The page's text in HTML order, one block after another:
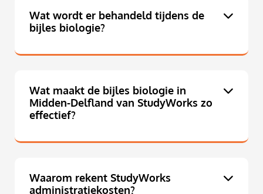
Wat wordt er behandeld tijdens de
bijles biologie?
Wat maakt de bijles biologie in
Midden-Delfland van StudyWorks zo
effectief?
Waarom rekent StudyWorks
administratiekosten?